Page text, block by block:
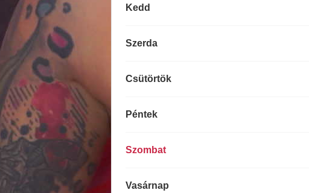
Kedd
Szerda
Csütörtök
Péntek
Szombat
Vasárnap